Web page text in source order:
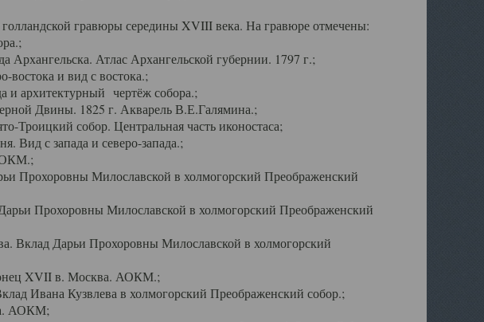
гравюры середины XVIII века. На гравюре отмечены:
Атлас Архангельской губернии. 1797 г.;
и вид с востока.;
архитектурный чертёж собора.;
Двины. 1825 г. Акварель В.Е.Галямина.;
собор. Центральная часть иконостаса;
Вид с запада и северо-запада.;
Прохоровны Милославской в холмогорский Преображенский
Прохоровны Милославской в холмогорский Преображенский
Вклад Дарьи Прохоровны Милославской в холмогорский
XVII в. Москва. АОКМ.;
Ивана Кузвлева в холмогорский Преображенский собор.;
АОКМ;